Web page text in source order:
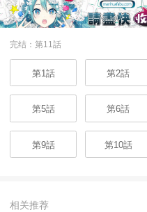
完结：第11話
第1話 第2話
第5話 第6話
第9話 第10話
相关推荐